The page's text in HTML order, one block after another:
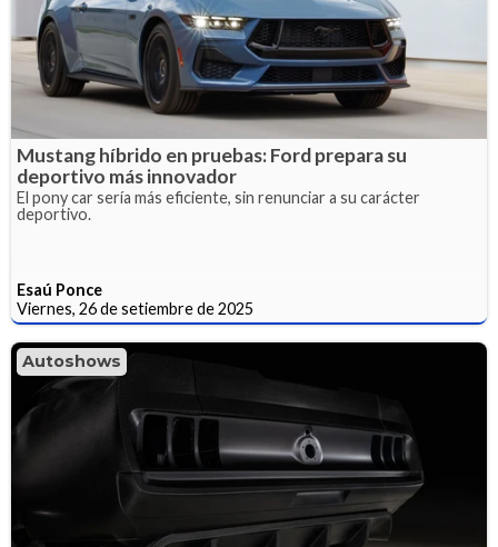
Mustang híbrido en pruebas: Ford prepara su
deportivo más innovador
El pony car sería más eficiente, sin renunciar a su carácter
deportivo.
Esaú Ponce
Viernes, 26 de setiembre de 2025
Autoshows